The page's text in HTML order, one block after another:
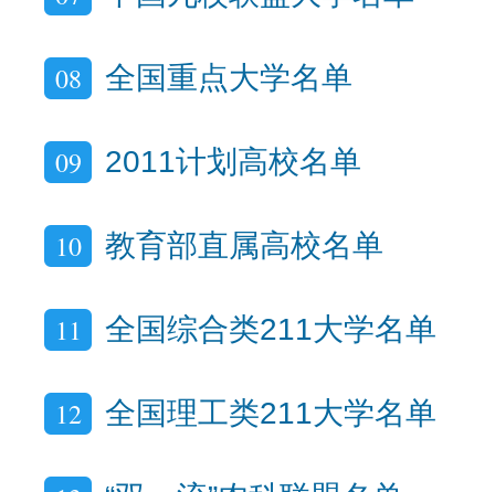
08 全国重点大学名单
09 2011计划高校名单
10 教育部直属高校名单
11 全国综合类211大学名单
12 全国理工类211大学名单